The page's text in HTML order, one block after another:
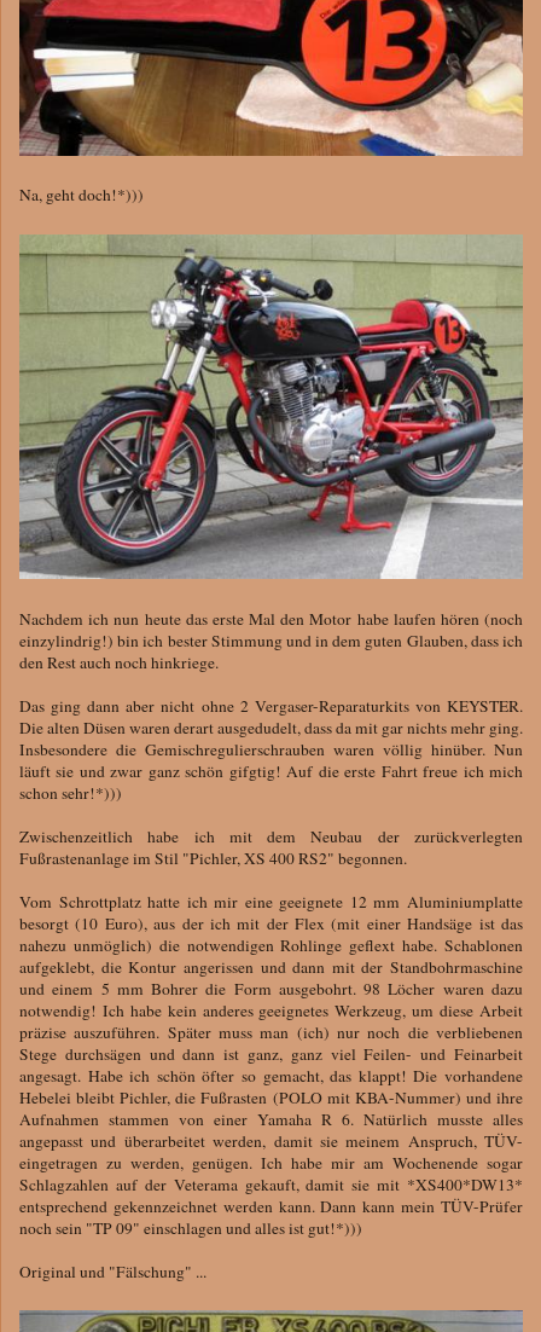
Na, geht doch!*)))
Nachdem ich nun heute das erste Mal den Motor habe laufen hören (noch
einzylindrig!) bin ich bester Stimmung und in dem guten Glauben, dass ich
den Rest auch noch hinkriege.
Das ging dann aber nicht ohne 2 Vergaser-Reparaturkits von KEYSTER.
Die alten Düsen waren derart ausgedudelt, dass da mit gar nichts mehr ging.
Insbesondere die Gemischregulierschrauben waren völlig hinüber. Nun
läuft sie und zwar ganz schön gifgtig! Auf die erste Fahrt freue ich mich
schon sehr!*)))
Zwischenzeitlich habe ich mit dem Neubau der zurückverlegten
Fußrastenanlage im Stil "Pichler, XS 400 RS2" begonnen.
Vom Schrottplatz hatte ich mir eine geeignete 12 mm Aluminiumplatte
besorgt (10 Euro), aus der ich mit der Flex (mit einer Handsäge ist das
nahezu unmöglich) die notwendigen Rohlinge geflext habe. Schablonen
aufgeklebt, die Kontur angerissen und dann mit der Standbohrmaschine
und einem 5 mm Bohrer die Form ausgebohrt. 98 Löcher waren dazu
notwendig! Ich habe kein anderes geeignetes Werkzeug, um diese Arbeit
präzise auszuführen. Später muss man (ich) nur noch die verbliebenen
Stege durchsägen und dann ist ganz, ganz viel Feilen- und Feinarbeit
angesagt. Habe ich schön öfter so gemacht, das klappt! Die vorhandene
Hebelei bleibt Pichler, die Fußrasten (POLO mit KBA-Nummer) und ihre
Aufnahmen stammen von einer Yamaha R 6. Natürlich musste alles
angepasst und überarbeitet werden, damit sie meinem Anspruch, TÜV-
eingetragen zu werden, genügen. Ich habe mir am Wochenende sogar
Schlagzahlen auf der Veterama gekauft, damit sie mit *XS400*DW13*
entsprechend gekennzeichnet werden kann. Dann kann mein TÜV-Prüfer
noch sein "TP 09" einschlagen und alles ist gut!*)))
Original und "Fälschung" ...